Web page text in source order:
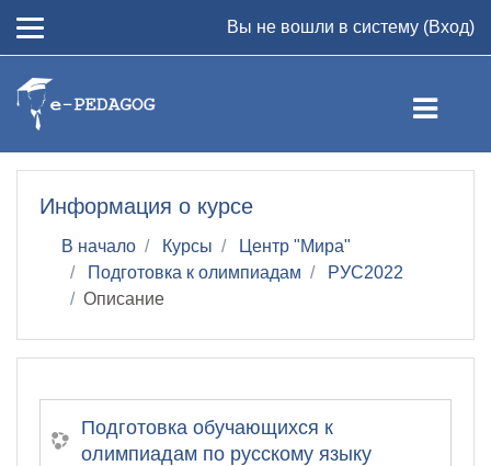
Вы не вошли в систему (Вход)
Информация о курсе
В начало Курсы
Центр "Мира"
Подготовка к олимпиадам
РУС2022
Описание
Подготовка обучающихся к
олимпиадам по русскому языку